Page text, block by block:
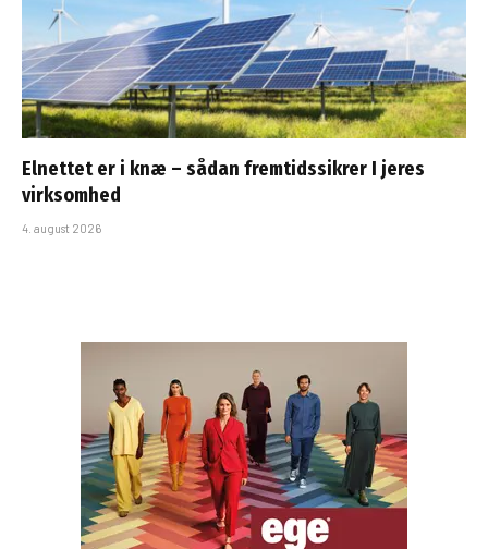
Elnettet er i knæ – sådan fremtidssikrer I jeres
virksomhed
4. august 2026